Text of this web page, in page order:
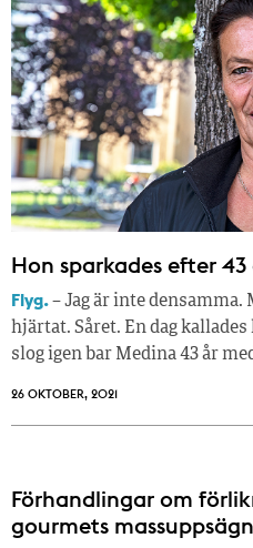
Hon sparkades efter 43
Flyg.– Jag är inte
hjärtat. Såret. En dag
slog igen bar Medina 43 år
26 OKTOBER, 2021
Förhandlingar om
gourmets